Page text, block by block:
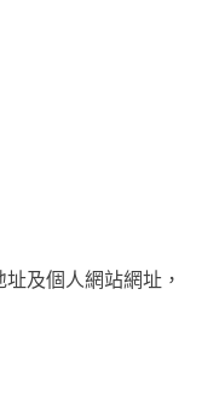
及個人網站網址，